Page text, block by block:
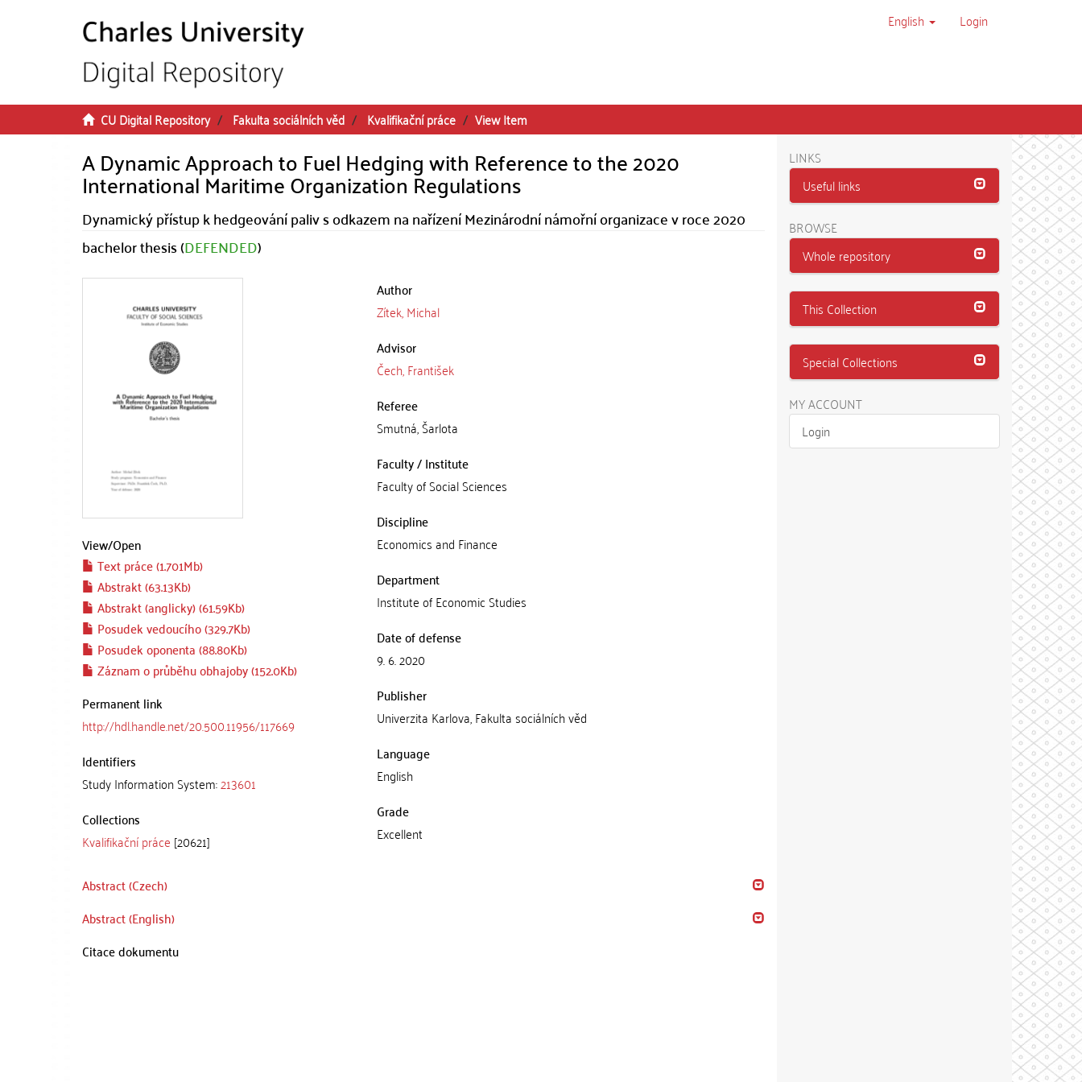
English Login
CU Digital Repository Fakulta sociálních věd Kvalifikační práce View Item
A Dynamic Approach to Fuel Hedging with Reference to the 2020
International Maritime Organization Regulations
Dynamický přístup k hedgeování paliv s odkazem na nařízení Mezinárodní námořní organizace v roce 2020
bachelor thesis (DEFENDED)
View/Open
Text práce (1.701Mb)
Abstrakt (63.13Kb)
Abstrakt (anglicky) (61.59Kb)
Posudek vedoucího (329.7Kb)
Posudek oponenta (88.80Kb)
Záznam o průběhu obhajoby (152.0Kb)
Permanent link
http://hdl.handle.net/20.500.11956/117669
Identifiers
Study Information System:213601
Collections
Kvalifikační práce [20621]
Author
Zítek, Michal
Advisor
Čech, František
Referee
Smutná, Šarlota
Faculty / Institute
Faculty of Social Sciences
Discipline
Economics and Finance
Department
Institute of Economic Studies
Date of defense
9. 6. 2020
Publisher
Univerzita Karlova, Fakulta sociálních věd
Language
English
Grade
Excellent
Abstract (Czech)
Abstract (English)
Citace dokumentu
LINKS
Useful links
BROWSE
Whole repository
This Collection
Special Collections
MY ACCOUNT
Login